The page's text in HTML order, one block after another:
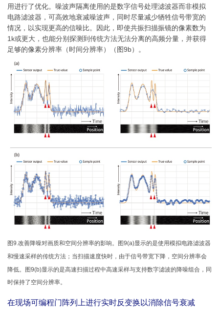
用进行了优化。噪波声隔离使用的是数字信号处理滤波器而非模拟
电路滤波器，可高效地衰减噪波声，同时尽量减少牺牲信号带宽的
情况，以实现更高的信噪比。因此，即使共振扫描振镜的像素数为
1k或更大，也能分别探测到传统方法无法分离的高频分量，并获得
足够的像素分辨率（时间分辨率）（图9b）。
图9.改善降噪对画质和空间分辨率的影响。图9(a)显示的是使用模拟电路滤波器
和慢速采样的传统方法；当扫描速度快时，由于信号带宽下降，空间分辨率会
降低。图9(b)显示的是高速扫描过程中高速采样与支持数字滤波的降噪组合，同
时保持了空间分辨率。
在现场可编程门阵列上进行实时反变换以消除信号衰减